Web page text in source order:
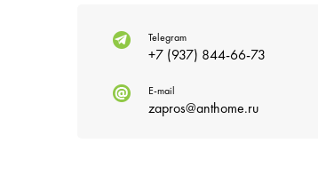
Telegram
+7 (937) 844-66-73
E-mail
zapros@anthome.ru